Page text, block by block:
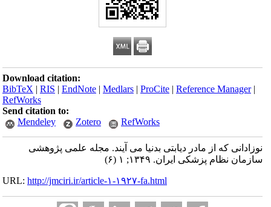
Download citation:
BibTeX |RIS |EndNote |Medlars |ProCite |Reference Manager
RefWorks
Send citation to:
Mendeley
Zotero RefWorks
نوزادانی که از مادر دیابتی بدنیا می آیند. مجله علمی پژوهشی
سازمان نظام پزشکی ایران. ۱۳۴۹; ۱ (۶)
URL:http://jmciri.ir/article-۱-۱۹۲۷-fa.html